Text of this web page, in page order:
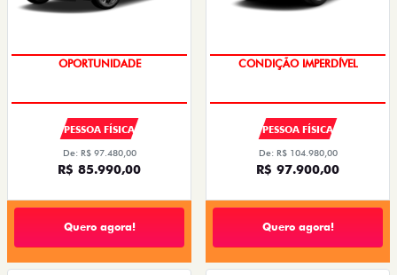
OPORTUNIDADE
PESSOA FÍSICA
De: R$ 97.480,00
R$ 85.990,00
Quero agora!
CONDIÇÃO IMPERDÍVEL
PESSOA FÍSICA
De: R$ 104.980,00
R$ 97.900,00
Quero agora!